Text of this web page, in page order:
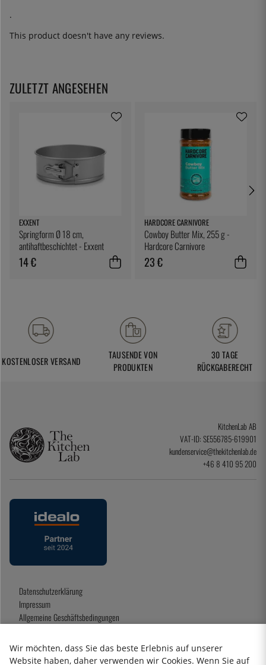
.
This product doesn't have any reviews.
ZULETZT ANGESEHEN
EXXENT
Springform Ø 18 cm,
antihaftbeschichtet - Exxent
14 €
HARDCORE CARNIVORE
Cowboy Butter Mix, 255 g -
Hardcore Carnivore
23 €
KOSTENLOSER VERSAND
TAUSENDE VON
PRODUKTEN
30 TAGE
RÜCKGABERECHT
KitchenLab AB
VAT-ID: SE556785-619901
kundenservice@thekitchenlab.de
+46 8 410 95 200
Datenschutzerklärung
Impressum
Allgemeine Geschäftsbedingungen
Wir möchten, dass Sie das beste Erlebnis auf unserer
Website haben, daher verwenden wir Cookies. Wenn Sie auf